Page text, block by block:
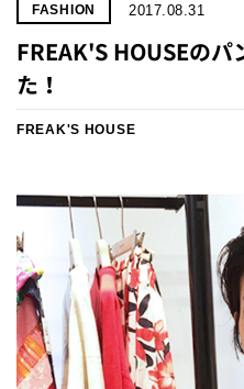
FASHION 2017.08.31
FREAK'S HOUSEの
た！
FREAK'S HOUSE